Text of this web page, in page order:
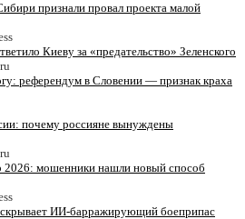
признали провал проекта малой
Киеву за «предательство» Зеленского
референдум в Словении — признак краха
почему россияне вынуждены
2026: мошенники нашли новый способ
ИИ-барражирующий боеприпас